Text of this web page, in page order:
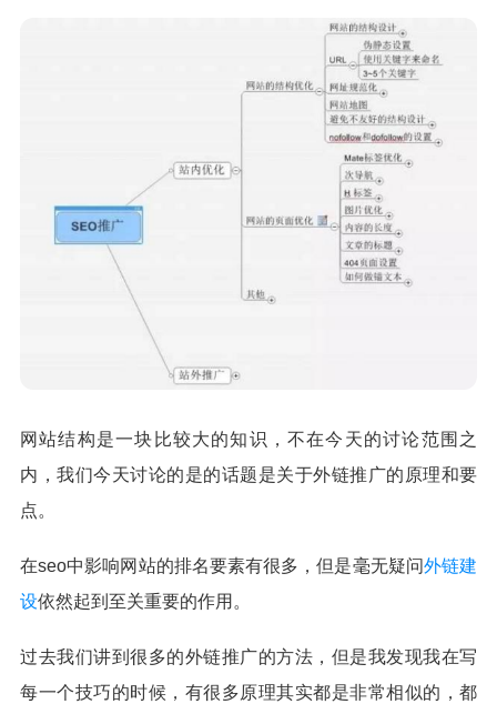
网站结构是一块比较大的知识，不在今天的讨论范围之
内，我们今天讨论的是的话题是关于外链推广的原理和要
点。
在seo中影响网站的排名要素有很多，但是毫无疑问外链建
设依然起到至关重要的作用。
过去我们讲到很多的外链推广的方法，但是我发现我在写
每一个技巧的时候，有很多原理其实都是非常相似的，都